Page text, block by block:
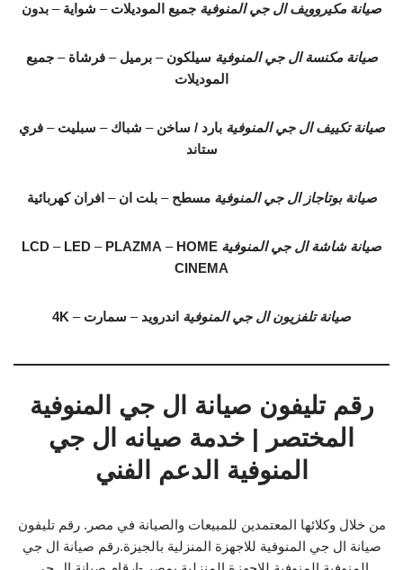
صيانة مكيروويف ال جي المنوفية جميع الموديلات – شواية – بدون
صيانة مكنسة ال جي المنوفية سيلكون –برميل –فرشاة –جميع
الموديلات
صيانة تكييف ال جي المنوفية بارد / ساخن – شباك – سبليت –فري
ستاند
صيانة بوتاجاز ال جي المنوفية مسطح –بلت ان – افران كهربائية
صيانة شاشة ال جي المنوفية LCD – LED – PLAZMA – HOME
CINEMA
صيانة تلفزيون ال جي المنوفية اندرويد – سمارت –
4K
رقم تليفون صيانة ال جي المنوفية
المختصر | خدمة صيانه ال جي
المنوفية الدعم الفني
من خلال وكلائها المعتمدين للمبيعات والصيانة في مصر. رقم تليفون
صيانة ال جي المنوفية للاجهزة المنزلية بالجيزة.رقم صيانة ال جي